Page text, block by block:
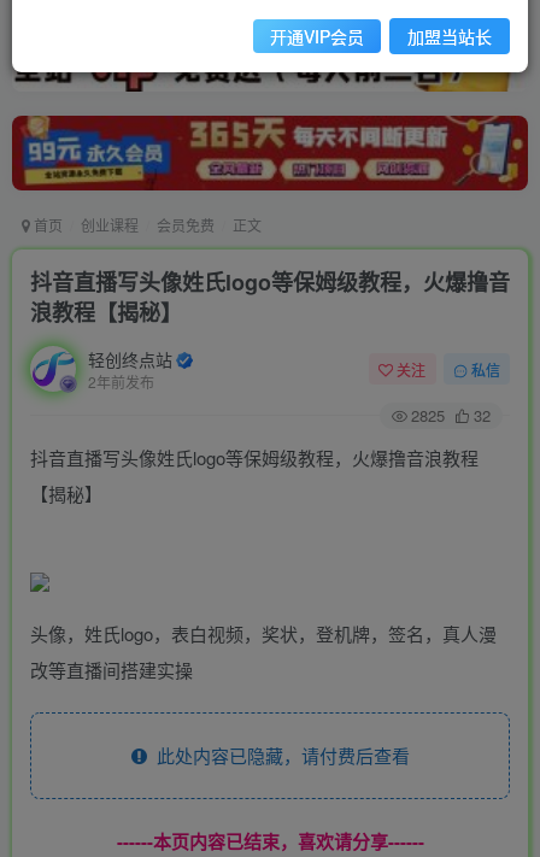
首页 创业课程 会员免费 正文
抖音直播写头像姓氏logo等保姆级教程，火爆撸音
浪教程【揭秘】
轻创终点站
2年前发布
关注 私信
2825 32
抖音直播写头像姓氏logo等保姆级教程，火爆撸音浪教程
【揭秘】
头像，姓氏logo，表白视频，奖状，登机牌，签名，真人漫
改等直播间搭建实操
此处内容已隐藏，请付费后查看
------本页内容已结束，喜欢请分享------
开通VIP会员 加盟当站长